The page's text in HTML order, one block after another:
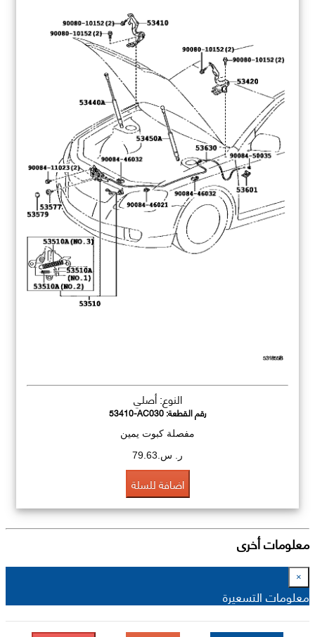
النوع: أصلي
رقم القطعة:53410-AC030
مفصلة كبوت يمين
ر. س.79.63
اضافة للسلة
معلومات أخرى
×
معلومات التسعيرة